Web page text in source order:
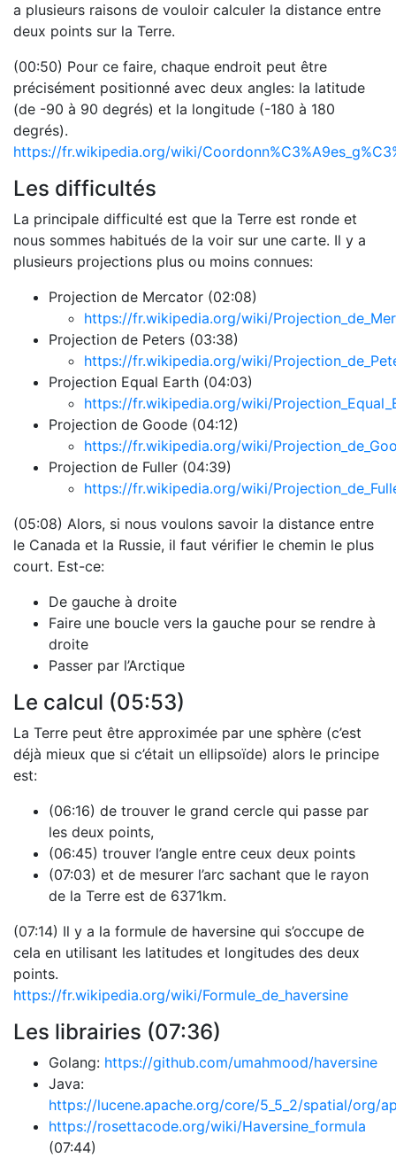
a plusieurs raisons de vouloir calculer la distance entre
deux points sur la Terre.
(00:50) Pour ce faire, chaque endroit peut être
précisément positionné avec deux angles: la latitude
(de -90 à 90 degrés) et la longitude (-180 à 180
degrés).
https://fr.wikipedia.org/wiki/
Les difficultés
La principale difficulté est que la Terre est ronde et
nous sommes habitués de la voir sur une carte. Il y a
plusieurs projections plus ou moins connues:
Projection de Mercator (02:08)
https://fr.wikipedia.org/wiki/
Projection de Peters (03:38)
https://fr.wikipedia.org/wiki/
Projection Equal Earth (04:03)
https://fr.wikipedia.org/wiki/
Projection de Goode (04:12)
https://fr.wikipedia.org/wiki/
Projection de Fuller (04:39)
https://fr.wikipedia.org/wiki/
(05:08) Alors, si nous voulons savoir la distance entre
le Canada et la Russie, il faut vérifier le chemin le plus
court. Est-ce:
De gauche à droite
Faire une boucle vers la gauche pour se rendre à
droite
Passer par l’Arctique
Le calcul (05:53)
La Terre peut être approximée par une sphère (c’est
déjà mieux que si c’était un ellipsoïde) alors le principe
est:
(06:16) de trouver le grand cercle qui passe par
les deux points,
(06:45) trouver l’angle entre ceux deux points
(07:03) et de mesurer l’arc sachant que le rayon
de la Terre est de 6371km.
(07:14) Il y a la formule de haversine qui s’occupe de
cela en utilisant les latitudes et longitudes des deux
points.
https://fr.wikipedia.org/wiki/Formule_de_haversine
Les librairies (07:36)
Golang: https://github.com/umahmood/haversine
Java:
https://lucene.apache.org/core/5_5_2/spatial/org/
https://rosettacode.org/wiki/Haversine_formula
(07:44)